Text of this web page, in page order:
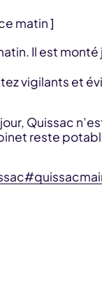
matin ]
Il est
vigilants et
Quissac
reste